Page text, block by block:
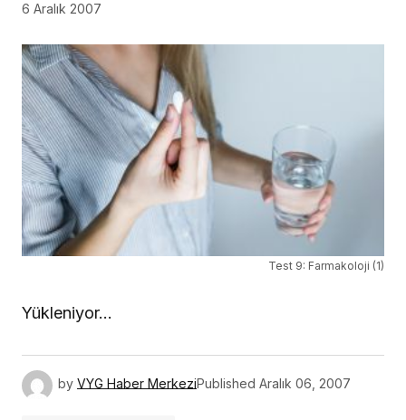
6 Aralık 2007
Test 9: Farmakoloji (1)
Yükleniyor…
by VYG Haber MerkeziPublished Aralık 06, 2007